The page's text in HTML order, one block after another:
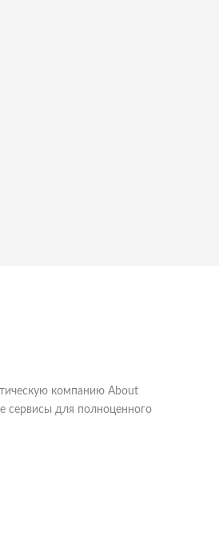
компанию About
сервисы для полноценного